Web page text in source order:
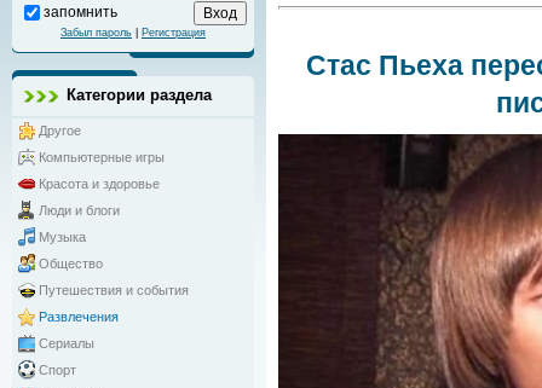
запомнить
Забыл пароль Регистрация
Категории раздела
Другое
Компьютерные игры
Красота и здоровье
Люди и блоги
Музыка
Общество
Путешествия и события
Развлечения
Сериалы
Спорт
Стас Пьеха